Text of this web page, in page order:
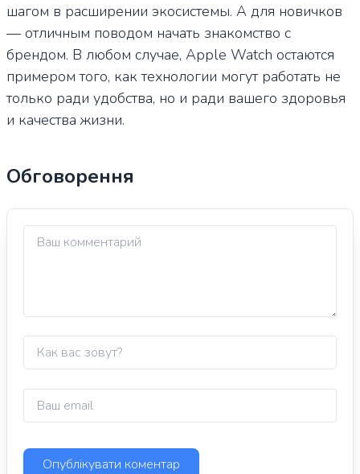
шагом в расширении экосистемы. А для новичков
— отличным поводом начать знакомство с
брендом. В любом случае, Apple Watch остаются
примером того, как технологии могут работать не
только ради удобства, но и ради вашего здоровья
и качества жизни.
Обговорення